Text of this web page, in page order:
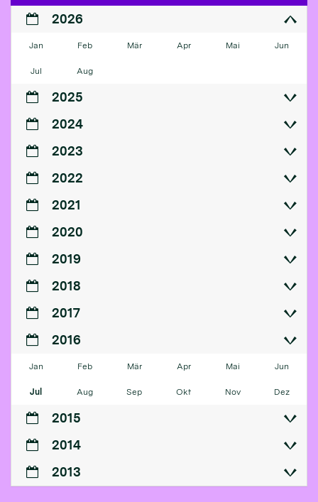
2026
Jan Feb Mär Apr Mai Jun
Jul Aug
2025
2024
2023
2022
2021
2020
2019
2018
2017
2016
Jan Feb Mär Apr Mai Jun
Jul Aug Sep Okt Nov Dez
2015
2014
2013